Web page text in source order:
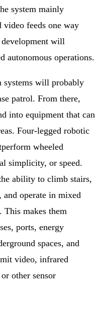
system mainly
video feeds one way
will
autonomous operations.
systems will probably
patrol. From there,
into equipment that can
Four-legged robotic
wheeled
simplicity, or speed.
ability to climb stairs,
and operate in mixed
This makes them
ports, energy
spaces, and
video, infrared
other sensor